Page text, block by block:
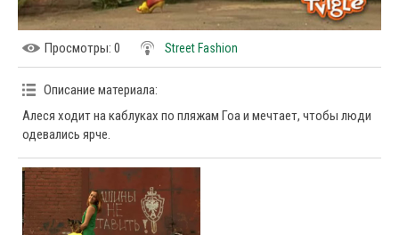
Просмотры: 0 Street Fashion
Описание материала:
Алеся ходит на каблуках по пляжам Гоа и мечтает, чтобы люди
одевались ярче.